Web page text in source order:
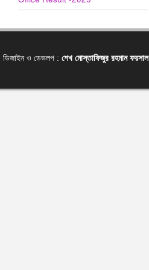
ডিজাইন ও ডেভলপ : শেখ মোস্তাফিজুর রহমান ফয়সাল